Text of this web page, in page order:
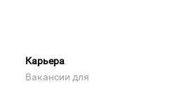
Карьера
Вакансии для